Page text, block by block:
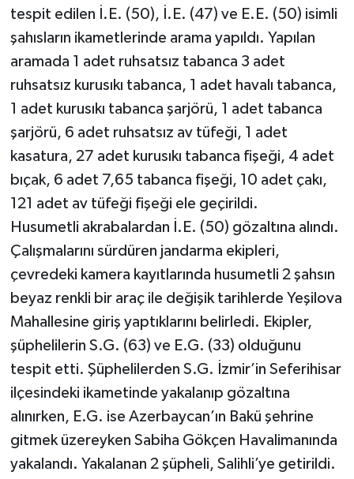
tespit edilen İ.E. (50), İ.E. (47) ve E.E. (50) isimli
şahısların ikametlerinde arama yapıldı. Yapılan
aramada 1 adet ruhsatsız tabanca 3 adet
ruhsatsız kurusıkı tabanca, 1 adet havalı tabanca,
1 adet kurusıkı tabanca şarjörü, 1 adet tabanca
şarjörü, 6 adet ruhsatsız av tüfeği, 1 adet
kasatura, 27 adet kurusıkı tabanca fişeği, 4 adet
bıçak, 6 adet 7,65 tabanca fişeği, 10 adet çakı,
121 adet av tüfeği fişeği ele geçirildi.
Husumetli akrabalardan İ.E. (50) gözaltına alındı.
Çalışmalarını sürdüren jandarma ekipleri,
çevredeki kamera kayıtlarında husumetli 2 şahsın
beyaz renkli bir araç ile değişik tarihlerde Yeşilova
Mahallesine giriş yaptıklarını belirledi. Ekipler,
şüphelilerin S.G. (63) ve E.G. (33) olduğunu
tespit etti. Şüphelilerden S.G. İzmir’in Seferihisar
ilçesindeki ikametinde yakalanıp gözaltına
alınırken, E.G. ise Azerbaycan’ın Bakü şehrine
gitmek üzereyken Sabiha Gökçen Havalimanında
yakalandı. Yakalanan 2 şüpheli, Salihli’ye getirildi.